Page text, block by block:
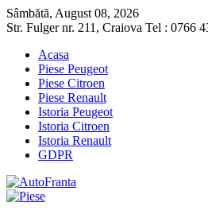
Sâmbătă, August 08, 2026
Str. Fulger nr. 211, Craiova Tel : 0766
Acasa
Piese Peugeot
Piese Citroen
Piese Renault
Istoria Peugeot
Istoria Citroen
Istoria Renault
GDPR